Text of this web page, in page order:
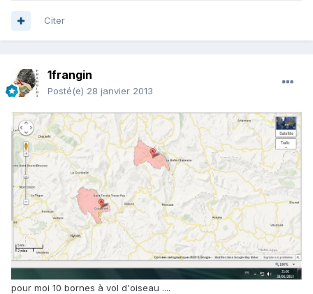
Citer
1frangin
Posté(e) 28 janvier 2013
pour moi 10 bornes à vol d'oiseau ....